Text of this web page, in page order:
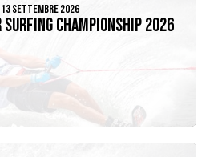
SETTEMBRE 2026
SURFING CHAMPIONSHIP 2026